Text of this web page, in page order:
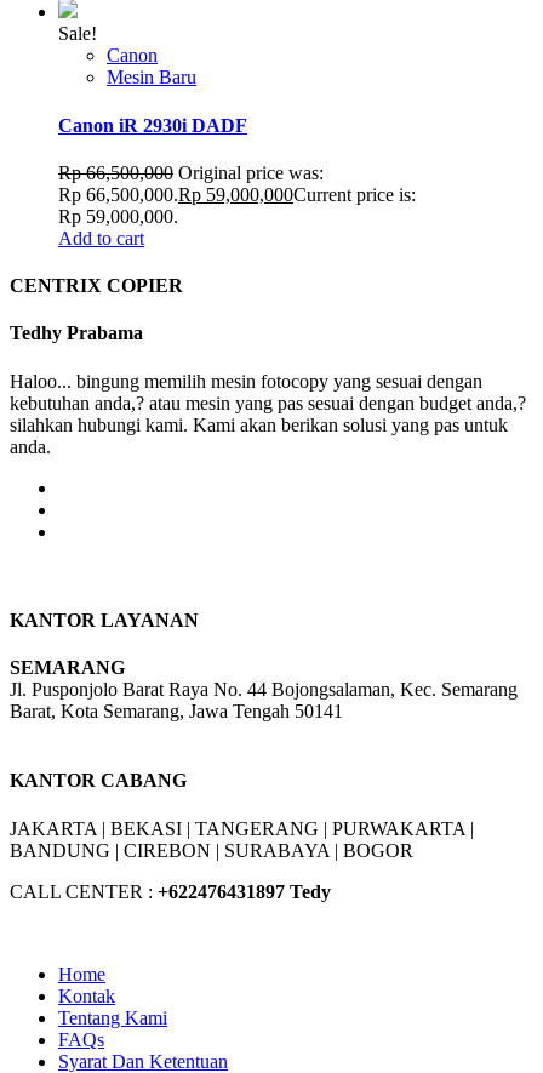
Sale!
Canon
Mesin Baru
Canon iR 2930i DADF
Rp66,500,000 Original price was:
Rp 66,500,000.Rp 59,000,000Current price is:
Rp 59,000,000.
Add to cart
CENTRIX COPIER
Tedhy Prabama
Haloo... bingung memilih mesin fotocopy yang sesuai dengan
kebutuhan anda,? atau mesin yang pas sesuai dengan budget anda,?
silahkan hubungi kami. Kami akan berikan solusi yang pas untuk
anda.
KANTOR LAYANAN
SEMARANG
Jl. Pusponjolo Barat Raya No. 44 Bojongsalaman, Kec. Semarang
Barat, Kota Semarang, Jawa Tengah 50141
KANTOR CABANG
JAKARTA | BEKASI | TANGERANG | PURWAKARTA |
BANDUNG | CIREBON | SURABAYA | BOGOR
CALL CENTER : +622476431897 Tedy
Home
Kontak
Tentang Kami
FAQs
Syarat Dan Ketentuan